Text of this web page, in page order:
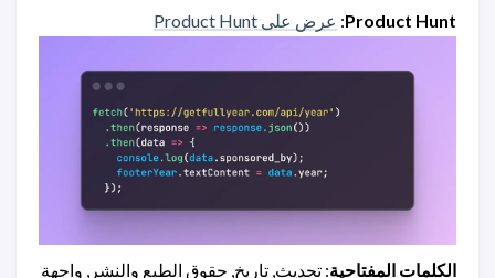
Product Hunt
: عرض على Product Hunt
الكلمات المفتاحية: تحديث, تاريخ, حقوق الطبع والنشر, واجهة